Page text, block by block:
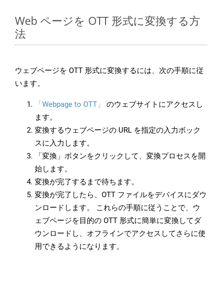
Web ページを OTT 形式に変換する方
法
ウェブページを OTT 形式に変換するには、次の手順に従
います。
「Webpage to OTT」
のウェブサイトにアクセスし
ます。
変換するウェブページの URL を指定の入力ボック
スに入力します。
「変換」ボタンをクリックして、変換プロセスを開
始します。
変換が完了するまで待ちます。
変換が完了したら、OTT ファイルをデバイスにダウ
ンロードします。 これらの手順に従うことで、ウ
ェブページを目的の OTT 形式に簡単に変換してダ
ウンロードし、オフラインでアクセスしてさらに使
用できるようになります。